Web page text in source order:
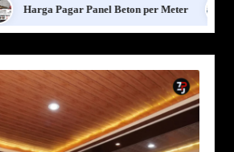
Harga Pagar Panel Beton per Meter